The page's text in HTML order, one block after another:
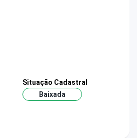
Situação Cadastral
Baixada